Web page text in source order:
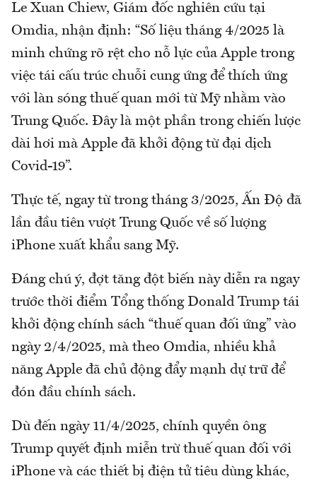
Le Xuan Chiew, Giám đốc nghiên cứu tại
Omdia, nhận định: “Số liệu tháng 4/2025 là
minh chứng rõ rệt cho nỗ lực của Apple trong
việc tái cấu trúc chuỗi cung ứng để thích ứng
với làn sóng thuế quan mới từ Mỹ nhằm vào
Trung Quốc. Đây là một phần trong chiến lược
dài hơi mà Apple đã khởi động từ đại dịch
Covid-19”.
Thực tế, ngay từ trong tháng 3/2025, Ấn Độ đã
lần đầu tiên vượt Trung Quốc về số lượng
iPhone xuất khẩu sang Mỹ.
Đáng chú ý, đợt tăng đột biến này diễn ra ngay
trước thời điểm Tổng thống Donald Trump tái
khởi động chính sách “thuế quan đối ứng” vào
ngày 2/4/2025, mà theo Omdia, nhiều khả
năng Apple đã chủ động đẩy mạnh dự trữ để
đón đầu chính sách.
Dù đến ngày 11/4/2025, chính quyền ông
Trump quyết định miễn trừ thuế quan đối với
iPhone và các thiết bị điện tử tiêu dùng khác,